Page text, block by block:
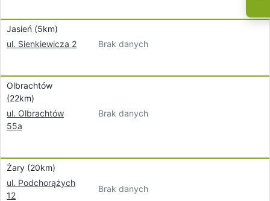
Jasień (5km)
ul. Sienkiewicza 2
Brak danych
Olbrachtów
(22km)
ul. Olbrachtów
55a
Brak danych
Żary (20km)
ul. Podchorążych
12
Brak danych